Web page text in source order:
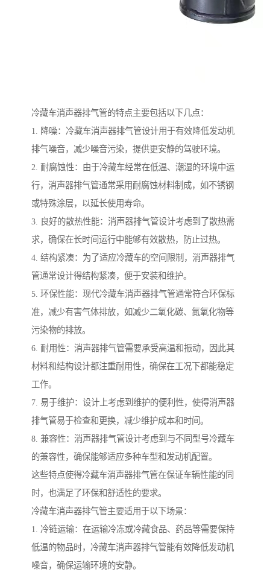
冷藏车消声器排气管的特点主要包括以下几点：
1. 降噪：冷藏车消声器排气管设计用于有效降低发动机
排气噪音，减少噪音污染，提供更安静的驾驶环境。
2. 耐腐蚀性：由于冷藏车经常在低温、潮湿的环境中运
行，消声器排气管通常采用耐腐蚀材料制成，如不锈钢
或特殊涂层，以延长使用寿命。
3. 良好的散热性能：消声器排气管设计考虑到了散热需
求，确保在长时间运行中能够有效散热，防止过热。
4. 结构紧凑：为了适应冷藏车的空间限制，消声器排气
管通常设计得结构紧凑，便于安装和维护。
5. 环保性能：现代冷藏车消声器排气管通常符合环保标
准，减少有害气体排放，如减少二氧化碳、氮氧化物等
污染物的排放。
6. 耐用性：消声器排气管需要承受高温和振动，因此其
材料和结构设计都注重耐用性，确保在工况下都能稳定
工作。
7. 易于维护：设计上考虑到维护的便利性，使得消声器
排气管易于检查和更换，减少维护成本和时间。
8. 兼容性：消声器排气管设计考虑到与不同型号冷藏车
的兼容性，确保能够适应多种车型和发动机配置。
这些特点使得冷藏车消声器排气管在保证车辆性能的同
时，也满足了环保和舒适性的要求。
冷藏车消声器排气管主要适用于以下场景：
1. 冷链运输：在运输冷冻或冷藏食品、药品等需要保持
低温的物品时，冷藏车消声器排气管能有效降低发动机
噪音，确保运输环境的安静。